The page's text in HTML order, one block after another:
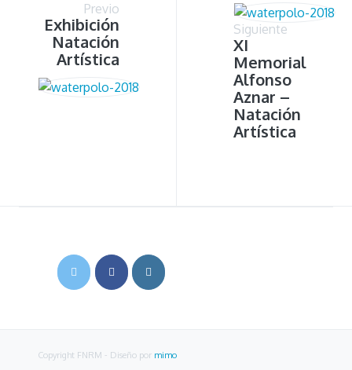
Previo
Exhibición
Natación
Artística
Siguiente
XI
Memorial
Alfonso
Aznar –
Natación
Artística
Copyright FNRM - Diseño por mimo